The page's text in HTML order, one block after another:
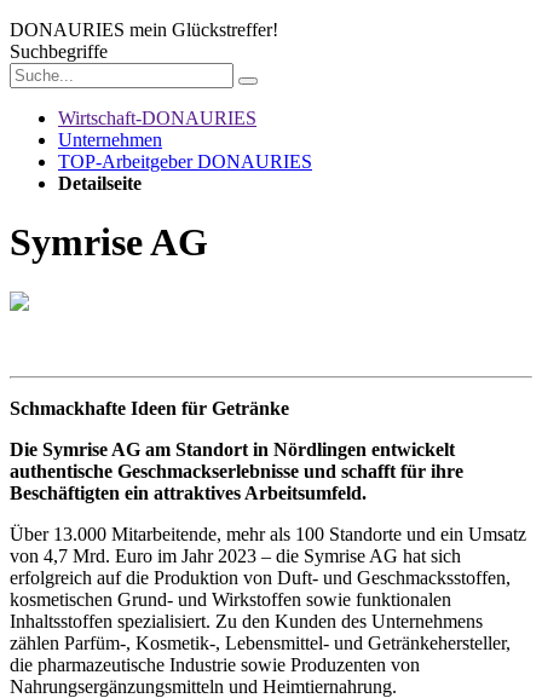
DONAURIES mein Glückstreffer!
Suchbegriffe
Wirtschaft-DONAURIES
Unternehmen
TOP-Arbeitgeber DONAURIES
Detailseite
Symrise AG
Schmackhafte Ideen für Getränke
Die Symrise AG am Standort in Nördlingen entwickelt
authentische Geschmackserlebnisse und schafft für ihre
Beschäftigten ein attraktives Arbeitsumfeld.
Über 13.000 Mitarbeitende, mehr als 100 Standorte und ein Umsatz
von 4,7 Mrd. Euro im Jahr 2023 – die Symrise AG hat sich
erfolgreich auf die Produktion von Duft- und Geschmacksstoffen,
kosmetischen Grund- und Wirkstoffen sowie funktionalen
Inhaltsstoffen spezialisiert. Zu den Kunden des Unternehmens
zählen Parfüm-, Kosmetik-, Lebensmittel- und Getränkehersteller,
die pharmazeutische Industrie sowie Produzenten von
Nahrungsergänzungsmitteln und Heimtiernahrung.